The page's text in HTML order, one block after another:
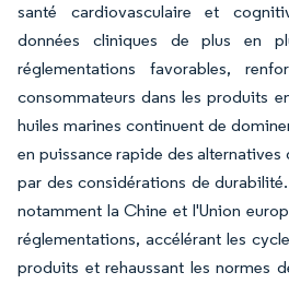
santé cardiovasculaire et
données cliniques de plus en
réglementations favorables,
consommateurs dans les produits
huiles marines continuent de
en puissance rapide des
par des considérations de
notamment la Chine et l'Union
réglementations, accélérant les
produits et rehaussant les normes